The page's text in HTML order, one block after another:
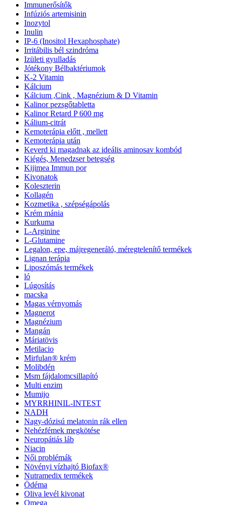
Immunerősítők
Infúziós artemisinin
Inozytol
Inulin
IP-6 (Inositol Hexaphosphate)
Irritábilis bél szindróma
Izületi gyulladás
Jótékony Bélbaktériumok
K-2 Vitamin
Kálcium
Kálcium ,Cink , Magnézium & D Vitamin
Kalinor pezsgőtabletta
Kalinor Retard P 600 mg
Kálium-citrát
Kemoterápia előtt , mellett
Kemoterápia után
Keverd ki magadnak az ideális aminosav kombód
Kiégés, Menedzser betegség
Kijimea Immun por
Kivonatok
Koleszterin
Kollagén
Kozmetika , szépségápolás
Krém mánia
Kurkuma
L-Arginine
L-Glutamine
Legalon, epe, májregeneráló, méregtelenítő termékek
Lignan terápia
Liposzómás termékek
ló
Lúgosítás
macska
Magas vérnyomás
Magnerot
Magnézium
Mangán
Máriatövis
Metilacio
Mirfulan® krém
Molibdén
Msm fájdalomcsillapító
Multi enzim
Mumijo
MYRRHINIL-INTEST
NADH
Nagy-dózisú melatonin rák ellen
Nehézfémek megkötése
Neuropátiás láb
Niacin
Női problémák
Növényi vízhajtó Biofax®
Nutramedix termékek
Ödéma
Oliva levél kivonat
Omega